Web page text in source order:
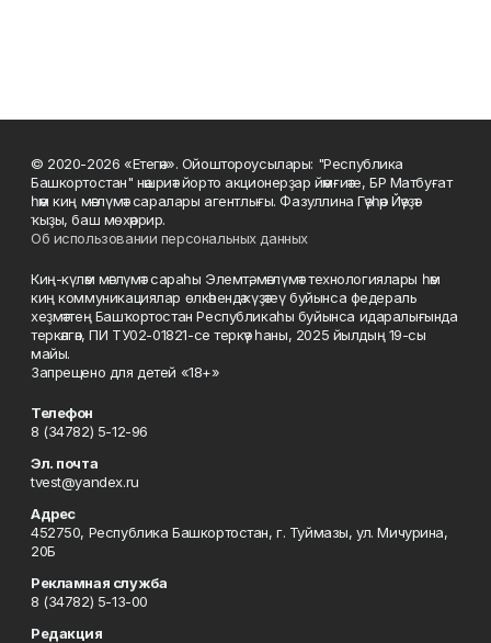
© 2020-2026 «Етегән». Ойоштороусылары: "Республика
Башкортостан" нәшриәт йорто акционерҙар йәмғиәте, БР Матбуғат
һәм киң мәғлүмәт саралары агентлығы. Фазуллина Гәүһәр Йәүҙәт
ҡыҙы, баш мөхәррир.
Об использовании персональных данных
Киң-күләм мәғлүмәт сараһы Элемтә, мәғлүмәт технологиялары һәм
киң коммуникациялар өлкәһендә күҙәтеү буйынса федераль
хеҙмәттең Башҡортостан Республикаһы буйынса идаралығында
теркәлгән, ПИ ТУ02-01821-се теркәү һаны, 2025 йылдың 19-сы
майы.
Запрещено для детей «18+»
Телефон
8 (34782) 5-12-96
Эл. почта
tvest@yandex.ru
Адрес
452750, Республика Башкортостан, г. Туймазы, ул. Мичурина,
20Б
Рекламная служба
8 (34782) 5-13-00
Редакция